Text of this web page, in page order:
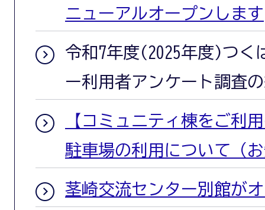
ニューアルオープンします
令和7年度(2025年度)つく
ー利用者アンケート調査
【コミュニティ棟をご利
駐車場の利用について（
茎崎交流センター別館が